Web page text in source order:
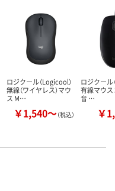
ロジクール（Logicool）
無線（ワイヤレス）マウ
ス M…
￥1,540～（税込）
ロジクール
有線マウ
音 …
￥